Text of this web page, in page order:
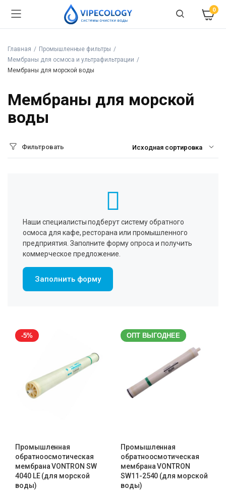
0
Главная
Промышленные фильтры
Мембраны для осмоса и ультрафильтрации
Мембраны для морской воды
Мембраны для морской
воды
Фильтровать
Наши специалисты подберут систему обратного
осмоса для кафе, ресторана или промышленного
предприятия. Заполните форму опроса и получить
коммерческое предложение.
Заполнить форму
-5%
Промышленная
обратноосмотическая
мембрана VONTRON SW
4040 LE (для морской
воды)
ОПТ ВЫГОДНЕЕ
Промышленная
обратноосмотическая
мембрана VONTRON
SW11-2540 (для морской
воды)